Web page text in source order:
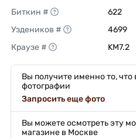
Биткин #
622
Уздеников #
4699
Краузе #
KM7.2
Вы получите именно то, что
фотографии
Запросить еще фото
Вы можете осмотреть эту
магазине в Москве